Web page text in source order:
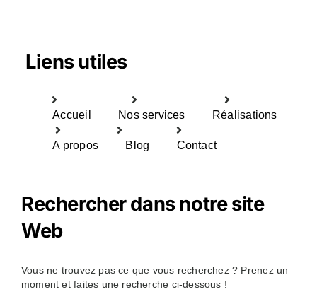
Liens utiles
Accueil Nos services Réalisations
A propos Blog Contact
Rechercher dans notre site
Web
Vous ne trouvez pas ce que vous recherchez ? Prenez un
moment et faites une recherche ci-dessous !